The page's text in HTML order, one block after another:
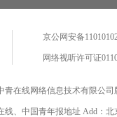
京公网安备
网络视听许可证
青在线网络信息技术有限公
线、中国青年报地址 Add：北